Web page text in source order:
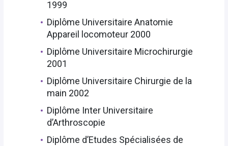
1999
Diplôme Universitaire Anatomie
Appareil locomoteur 2000
Diplôme Universitaire Microchirurgie
2001
Diplôme Universitaire Chirurgie de la
main 2002
Diplôme Inter Universitaire
d’Arthroscopie
Diplôme d’Etudes Spécialisées de